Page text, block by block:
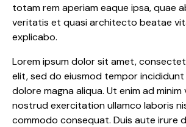
totam rem aperiam eaque ipsa, quae
veritatis et quasi architecto beatae
explicabo.
Lorem ipsum dolor sit amet,
elit, sed do eiusmod tempor
dolore magna aliqua. Ut enim ad minim
nostrud exercitation ullamco laboris
commodo consequat. Duis aute irure